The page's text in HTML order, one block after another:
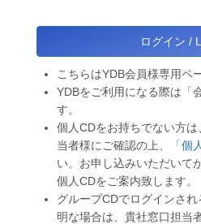
こちらはYDB会員様専用ペ
YDBをご利用になる際は「
す。
個人CDをお持ちでない方
当者様にご確認の上、
「個
い。お申し込みいただいて
個人CDをご案内致します。
グループCDでログインさ
明な場合は、貴社窓口担当